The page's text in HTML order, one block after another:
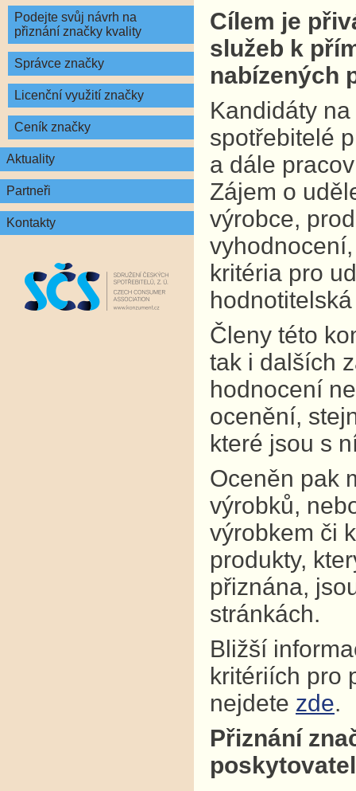
Podejte svůj návrh na
přiznání značky kvality
Správce značky
Licenční využití značky
Ceník značky
Aktuality
Partneři
Kontakty
Cílem je
služeb k
nabízených
Kandidáty
spotřebitelé
a dále
Zájem o
výrobce,
kritéria pro
Členy této
tak i dalších
hodnocení
ocenění,
které jsou s
Oceněn pak
výrobků,
výrobkem či
produkty,
přiznána,
stránkách.
Bližší
kritériích pro
nejdete zde.
Přiznání